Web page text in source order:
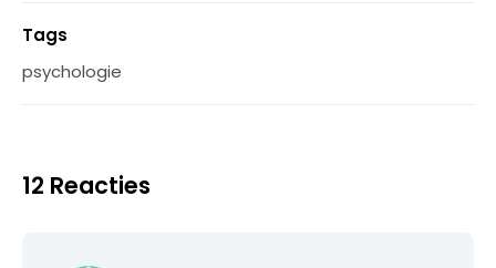
Tags
psychologie
12 Reacties